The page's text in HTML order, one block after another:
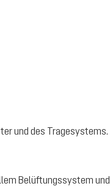
und des Tragesystems.
Belüftungssystem und